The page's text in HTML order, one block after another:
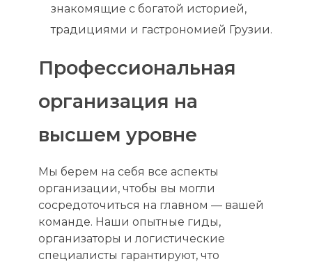
знакомящие с богатой историей,
традициями и гастрономией Грузии.
Профессиональная
организация на
высшем уровне
Мы берем на себя все аспекты
организации, чтобы вы могли
сосредоточиться на главном — вашей
команде. Наши опытные гиды,
организаторы и логистические
специалисты гарантируют, что